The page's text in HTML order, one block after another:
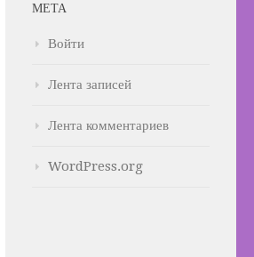
МЕТА
Войти
Лента записей
Лента комментариев
WordPress.org